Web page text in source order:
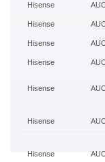
Hisense
Hisense
Hisense
Hisense
Hisense
Hisense
Hisense